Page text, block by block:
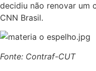
decidiu não renovar um
CNN Brasil.
Fonte: Contraf-CUT